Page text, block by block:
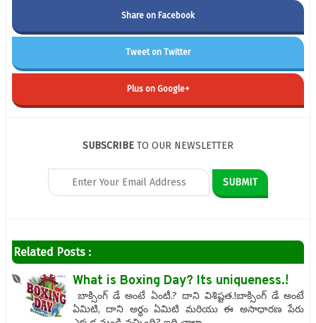
Share on Facebook
Tweet on Twitter
Plus on Google+
SUBSCRIBE TO OUR NEWSLETTER
Related Posts :
What is Boxing Day? Its uniqueness.!
బాక్సింగ్ డే అంటే ఏంటీ.? దాని విశిష్టత.!బాక్సింగ్ డే అంటే
ఏమిటి, దాని అర్థం ఏమిటి మరియు ఈ అసాధారణ పేరు